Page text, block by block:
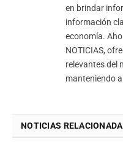
en brindar
información
economía.
NOTICIAS,
relevantes del
manteniendo
NOTICIAS